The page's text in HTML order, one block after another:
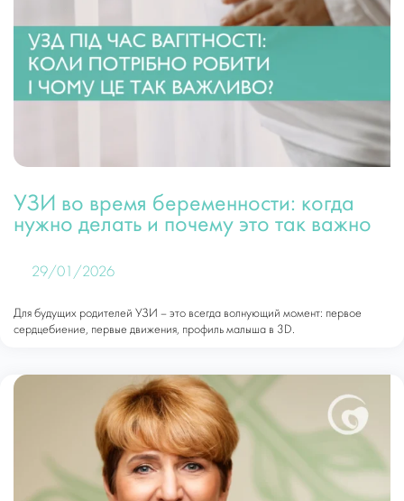
УЗИ во время беременности: когда
нужно делать и почему это так важно
29/01/2026
Для будущих родителей УЗИ – это всегда волнующий момент: первое
сердцебиение, первые движения, профиль малыша в 3D.